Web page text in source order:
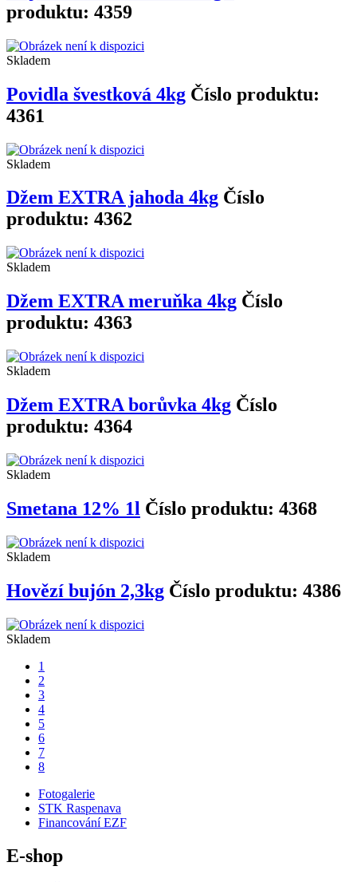
produktu: 4359
Skladem
Povidla švestková 4kg Číslo produktu:
4361
Skladem
Džem EXTRA jahoda 4kg Číslo
produktu: 4362
Skladem
Džem EXTRA meruňka 4kg Číslo
produktu: 4363
Skladem
Džem EXTRA borůvka 4kg Číslo
produktu: 4364
Skladem
Smetana 12% 1l Číslo produktu: 4368
Skladem
Hovězí bujón 2,3kg Číslo produktu: 4386
Skladem
1
2
3
4
5
6
7
8
Fotogalerie
STK Raspenava
Financování EZF
E-shop